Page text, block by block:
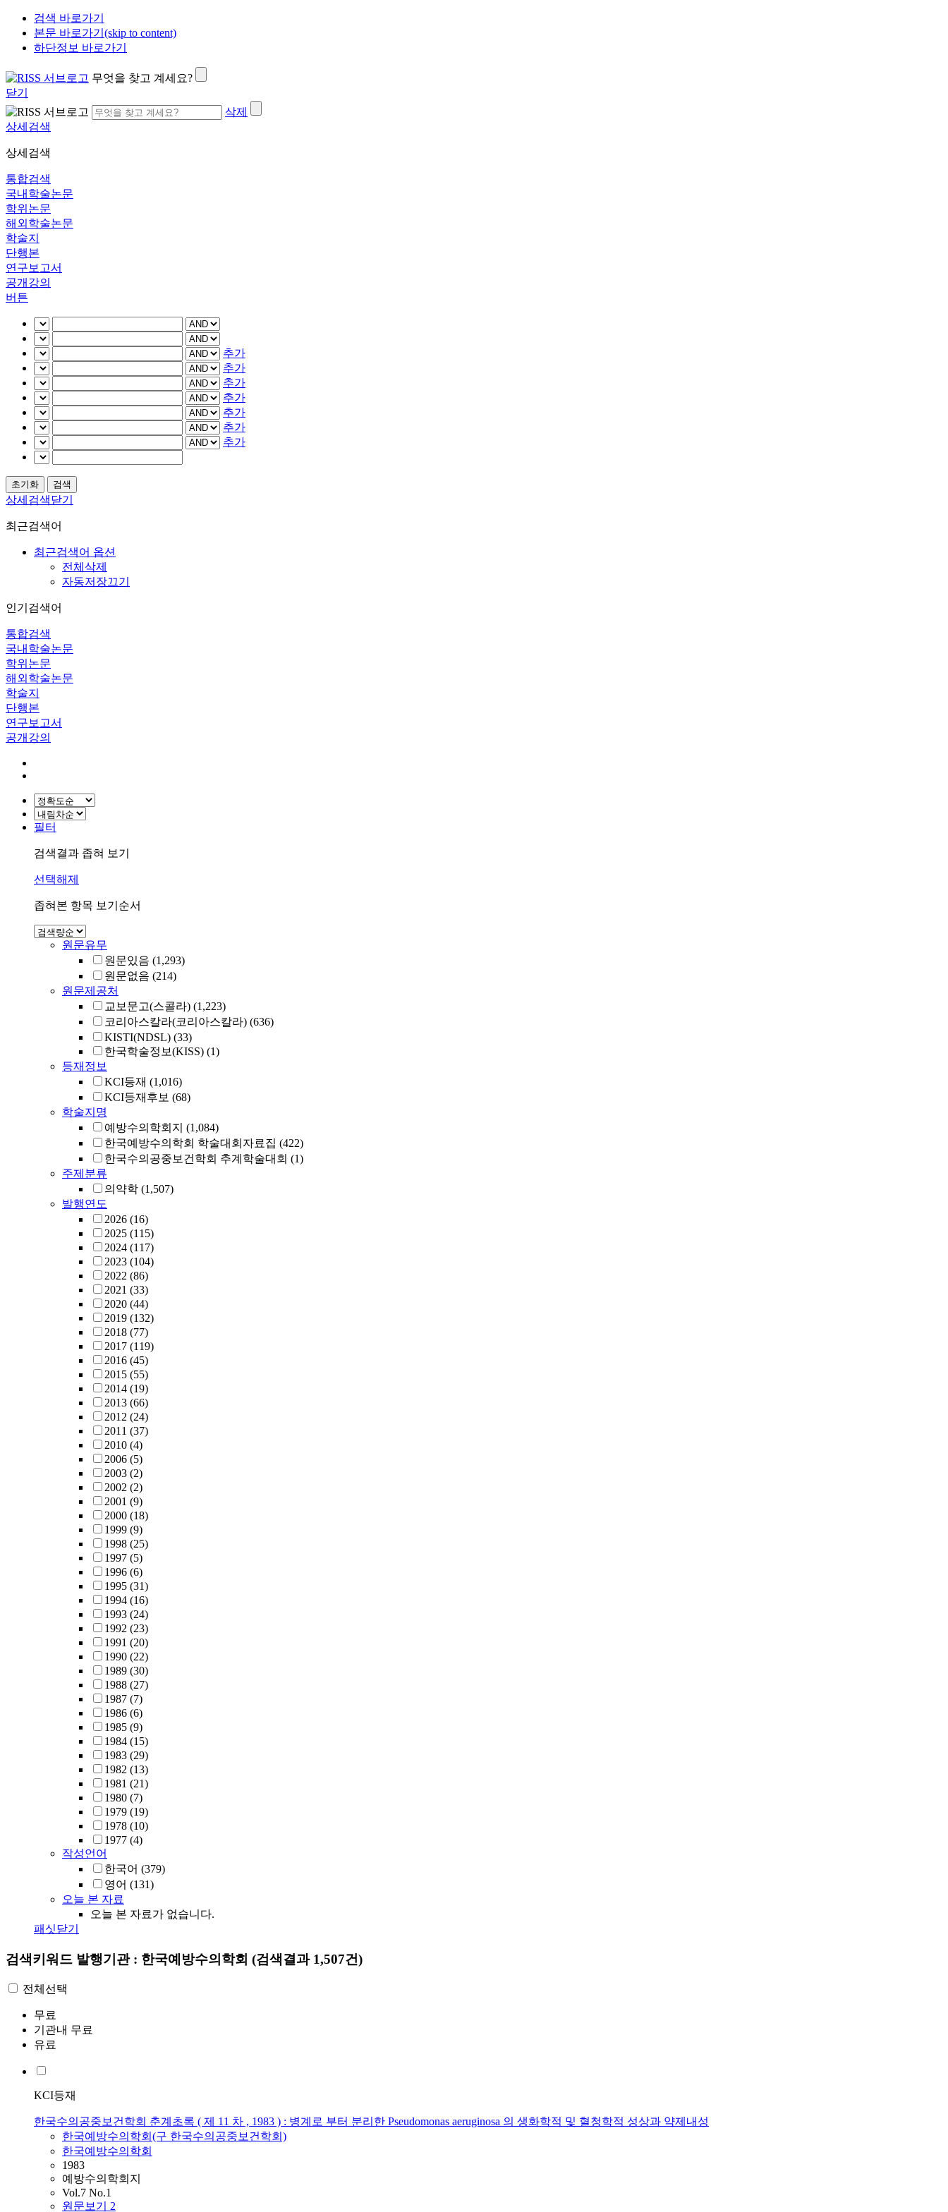
검색 바로가기
본문 바로가기(skip to content)
하단정보 바로가기
무엇을 찾고 계세요?
닫기
삭제
상세검색
상세검색
통합검색
국내학술논문
학위논문
해외학술논문
학술지
단행본
연구보고서
공개강의
버튼
추가
추가
추가
추가
추가
추가
추가
상세검색닫기
최근검색어
최근검색어 옵션
전체삭제
자동저장끄기
인기검색어
통합검색
국내학술논문
학위논문
해외학술논문
학술지
단행본
연구보고서
공개강의
필터
검색결과 좁혀 보기
선택해제
좁혀본 항목 보기순서
원문유무
원문있음 (1,293)
원문없음 (214)
원문제공처
교보문고(스콜라) (1,223)
코리아스칼라(코리아스칼라) (636)
KISTI(NDSL) (33)
한국학술정보(KISS) (1)
등재정보
KCI등재 (1,016)
KCI등재후보 (68)
학술지명
예방수의학회지 (1,084)
한국예방수의학회 학술대회자료집 (422)
한국수의공중보건학회 추계학술대회 (1)
주제분류
의약학 (1,507)
발행연도
2026 (16)
2025 (115)
2024 (117)
2023 (104)
2022 (86)
2021 (33)
2020 (44)
2019 (132)
2018 (77)
2017 (119)
2016 (45)
2015 (55)
2014 (19)
2013 (66)
2012 (24)
2011 (37)
2010 (4)
2006 (5)
2003 (2)
2002 (2)
2001 (9)
2000 (18)
1999 (9)
1998 (25)
1997 (5)
1996 (6)
1995 (31)
1994 (16)
1993 (24)
1992 (23)
1991 (20)
1990 (22)
1989 (30)
1988 (27)
1987 (7)
1986 (6)
1985 (9)
1984 (15)
1983 (29)
1982 (13)
1981 (21)
1980 (7)
1979 (19)
1978 (10)
1977 (4)
작성언어
한국어 (379)
영어 (131)
오늘 본 자료
오늘 본 자료가 없습니다.
패싯닫기
검색키워드 발행기관 : 한국예방수의학회 (검색결과 1,507건)
전체선택
무료
기관내 무료
유료
KCI등재
한국수의공중보건학회 춘계초록 ( 제 11 차 , 1983 ) : 병계로 부터 분리한 Pseudomonas aeruginosa 의 생화학적 및 혈청학적 성상과 약제내성
한국예방수의학회(구 한국수의공중보건학회)
한국예방수의학회
1983
예방수의학회지
Vol.7 No.1
원문보기 2